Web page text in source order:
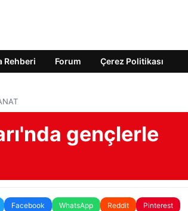
Rehberi Forum Çerez Politikası
gençlerle
Facebook WhatsApp Reddit Pinterest